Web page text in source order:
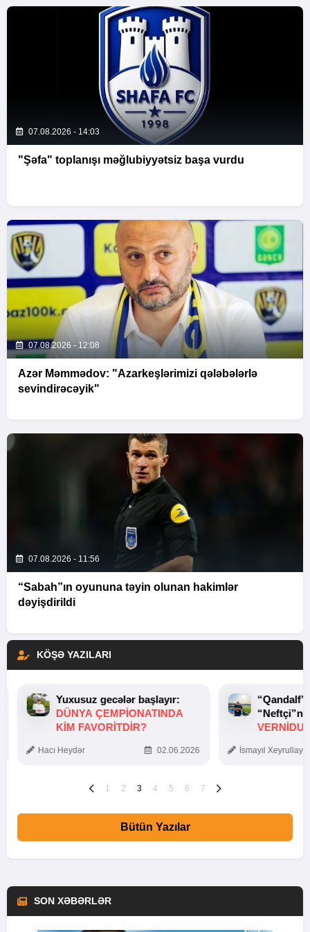
07.08.2026 - 14:03
"Şəfa" toplanışı məğlubiyyətsiz başa vurdu
07.08.2026 - 12:08
Azər Məmmədov: "Azarkeşlərimizi qələbələrlə
sevindirəcəyik"
07.08.2026 - 11:56
“Sabah”ın oyununa təyin olunan hakimlər
dəyişdirildi
KÖŞƏ YAZILARI
Yuxusuz gecələr başlayır:
DÜNYA ÇEMPIONATINDA
KIM FAVORITDIR?
Hacı Heydər 02.06.2026 İsmayıl
1 2 3 4 5 6 7
Bütün Yazılar
SON XƏBƏRLƏR